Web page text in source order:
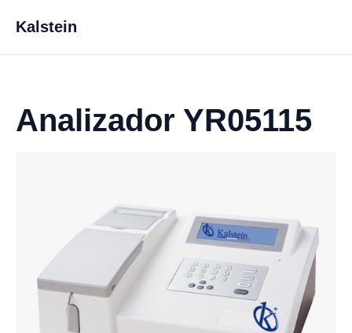
Kalstein
Analizador YR05115